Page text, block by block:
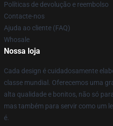
Políticas de devolução e reembolso
Contacte-nos
Ajuda ao cliente (FAQ)
Whosale
Nossa loja
Cada design é cuidadosamente
classe mundial. Oferecemos uma
alta qualidade e bonitos, não só
mas também para servir como um
é.